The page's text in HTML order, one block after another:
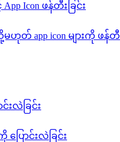
App Icon ဖန်တီးခြင်း
မဟုတ် app icon များကို ဖန်တီး
င်းလဲခြင်း
ြောင်းလဲခြင်း